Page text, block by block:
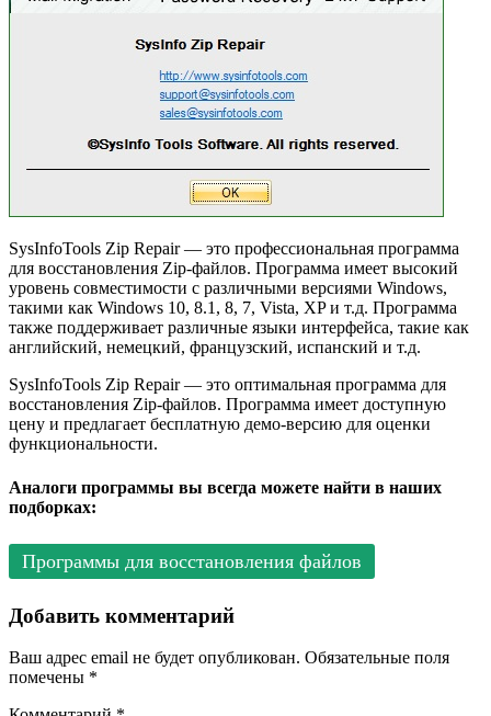
SysInfoTools Zip Repair — это профессиональная программа
для восстановления Zip-файлов. Программа имеет высокий
уровень совместимости с различными версиями Windows,
такими как Windows 10, 8.1, 8, 7, Vista, XP и т.д. Программа
также поддерживает различные языки интерфейса, такие как
английский, немецкий, французский, испанский и т.д.
SysInfoTools Zip Repair — это оптимальная программа для
восстановления Zip-файлов. Программа имеет доступную
цену и предлагает бесплатную демо-версию для оценки
функциональности.
Аналоги программы вы всегда можете найти в наших
подборках:
Программы для восстановления файлов
Добавить комментарий
Ваш адрес email не будет опубликован. Обязательные поля
помечены *